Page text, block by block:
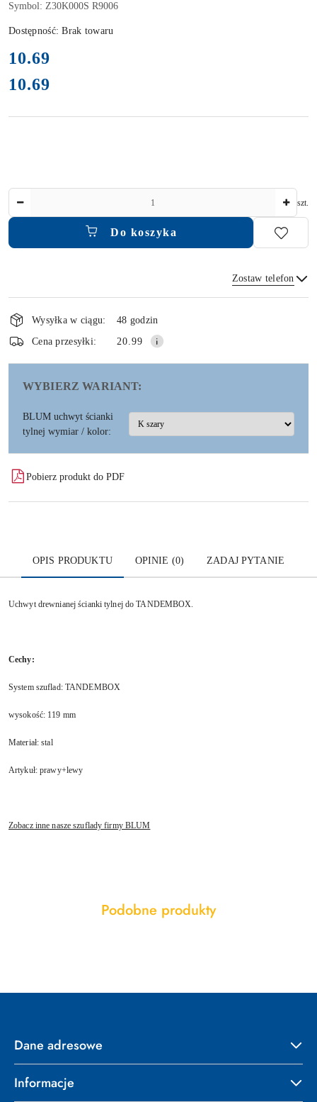
Symbol: Z30K000S R9006
Dostępność:Brak towaru
cena:
10.69
Cena:
10.69
szt.
Do koszyka
Zostaw telefon
Wyślij
Dostępność
i
dostawa
Wysyłka w ciągu:
48 godzin
Cena przesyłki:
20.99
WYBIERZ WARIANT:
BLUM uchwyt ścianki
tylnej wymiar / kolor:
Pobierz produkt do PDF
OPIS PRODUKTU OPINIE (0) ZADAJ PYTANIE
Uchwyt drewnianej ścianki tylnej do TANDEMBOX.
Cechy:
System szuflad: TANDEMBOX
wysokość: 119 mm
Materiał: stal
Artykuł: prawy+lewy
Zobacz inne nasze szuflady firmy BLUM
Pomiń karuzelę produktów
Produkty
Podobne produkty
Dane adresowe
Informacje